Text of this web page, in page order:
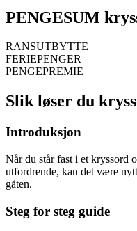
PENGESUM
RANSUTBYTTE
FERIEPENGER
PENGEPREMIE
Slik løser du
Introduksjon
Når du står fast i et kryssord
utfordrende, kan det være
gåten.
Steg for steg guide